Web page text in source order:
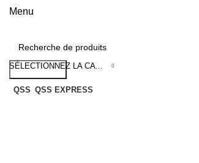
Menu
SÉLECTIONNEZ LA CATÉGORIE
Recherche
QSS QSS EXPRESS